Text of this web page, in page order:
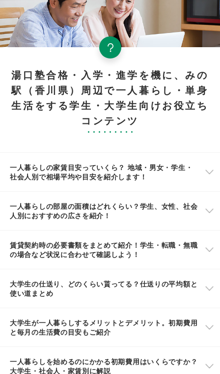
湯口塾合格・入学・進学を機に、みの
駅（香川県）周辺で一人暮らし・単身
生活をする学生・大学生向けお役立ち
コンテンツ
一人暮らしの家賃目安っていくら？ 地域・男女・学生・
社会人別で相場平均や目安を紹介します！
一人暮らしの部屋の面積はどれくらい？学生、女性、社会
人別におすすめの広さを紹介！
賃貸契約時の必要書類をまとめて紹介！学生・転職・無職
の場合など状況に合わせて確認しよう！
大学生の仕送り、どのくらい貰ってる？仕送りの平均額と
使い道まとめ
大学生が一人暮らしするメリットとデメリット。初期費用
と毎月の生活費の目安もご紹介
一人暮らしを始めるのにかかる初期費用はいくらですか？
大学生・社会人・家賃別に解説